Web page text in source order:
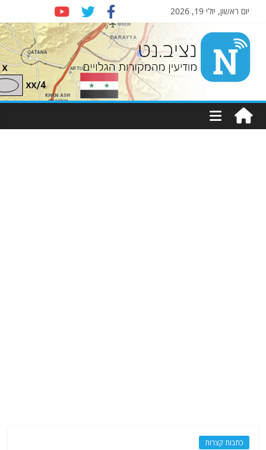
יום ראשון, יולי 19, 2026
Nziv.net
מודיעין
מהמקורות
כתבות קצרות